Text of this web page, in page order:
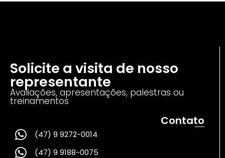
Solicite a visita de nosso
representante
Avaliações, apresentações, palestras ou
treinamentos
Contato
(47) 9 9272-0014
(47) 9 9188-0075